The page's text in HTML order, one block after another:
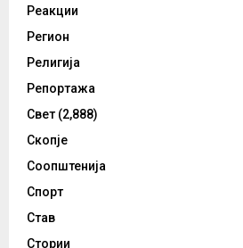
Реакции
Регион
Религија
Репортажа
Свет (2,888)
Скопје
Соопштенија
Спорт
Став
Стории